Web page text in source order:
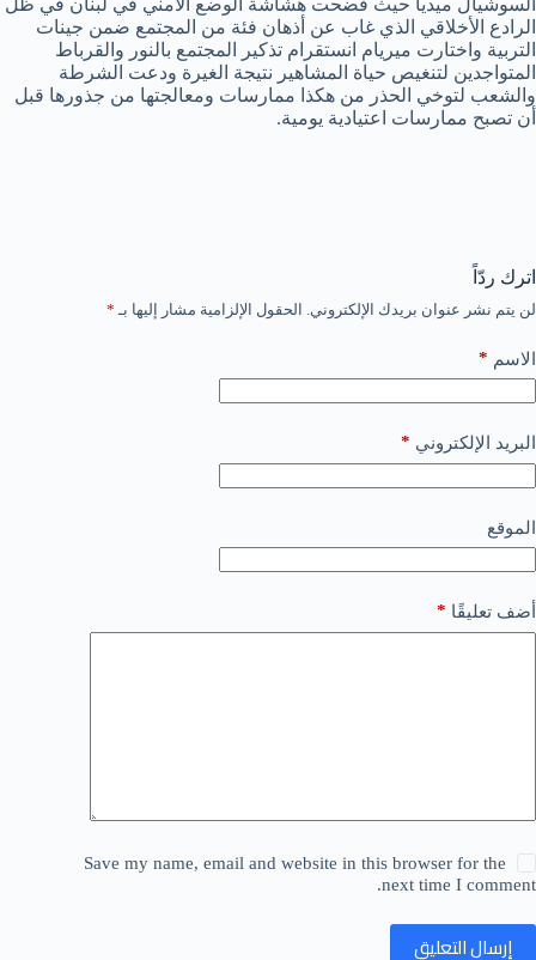
الرادع الأخلاقي الذي غاب عن أذهان فئة من المجتمع ضمن جينات
التربية واختارت ميريام انستقرام تذكير المجتمع بالنور والقرباط
المتواجدين لتنغيص حياة المشاهير نتيجة الغيرة ودعت الشرطة
والشعب لتوخي الحذر من هكذا ممارسات ومعالجتها من جذورها قبل
أن تصبح ممارسات اعتيادية يومية.
اترك ردّاً
لن يتم نشر عنوان بريدك الإلكتروني. الحقول الإلزامية مشار إليها بـ *
الاسم *
البريد الإلكتروني *
الموقع
أضف تعليقًا *
Save my name, email and website in this browser for the
next time I comment.
إرسال التعليق